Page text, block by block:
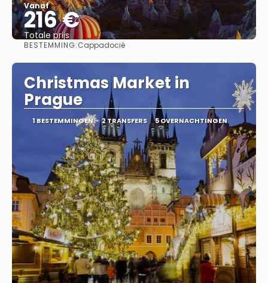
Vanaf
216 €
Totale prijs
Bekijk
BESTEMMING:Cappadocië
Christmas Market in
Prague
1 BESTEMMINGEN 2 TRANSFERS 5 OVERNACHTINGEN